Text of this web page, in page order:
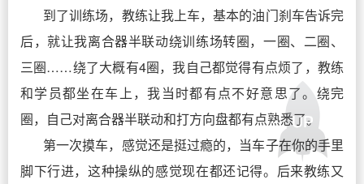
到了训练场，教练让我上车，基本的油门刹车告诉完
后，就让我离合器半联动绕训练场转圈，一圈、二圈、
三圈……绕了大概有4圈，我自己都觉得有点烦了，教练
和学员都坐在车上，我当时都有点不好意思了。绕完
圈，自己对离合器半联动和打方向盘都有点熟悉了。
第一次摸车，感觉还是挺过瘾的，当车子在你的手里
脚下行进，这种操纵的感觉现在都还记得。后来教练又